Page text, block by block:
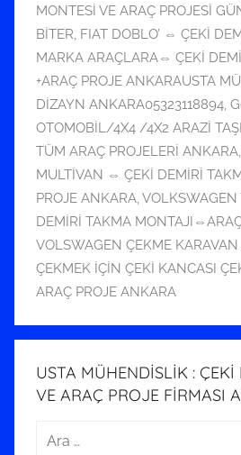
g
ö
n
d
e
r
i
l
m
i
ş
MONTESİ VE ARAÇ PROJESİ
BİTER, FIAT DOBLO’ ⇔ ÇEKİ
MARKA ARAÇLARA⇔ ÇEKİ
+ARAÇ PROJE ANKARAUSTA
DİZAYN ANKARA05323118894,
OTOMOBİL/4X4 /4X2 ARAZİ
TÜM ARAÇ PROJELERİ ANKARA,
MULTİVAN ⇔ ÇEKİ DEMİRİ
PROJE ANKARA,
DEMİRİ TAKMA
VOLSWAGEN ÇEKME
ÇEKMEK İÇİN ÇEKİ KANCASI
ARAÇ PROJE ANKARA
USTA MÜHENDİSLİK :
VE ARAÇ PROJE FİRMASI
Arama: